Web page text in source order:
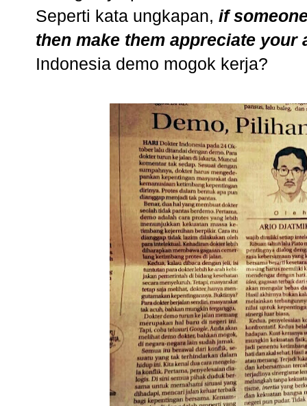
Seperti kata ungkapan, if
then make them appreciate your
Indonesia demo mogok kerja?